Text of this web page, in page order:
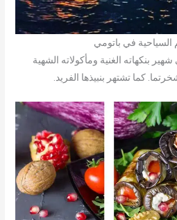
السياحية في باتومي
بنكهاته الغنية ومأكولاته الشهية
كما تشتهر بنبيذها الفريد.